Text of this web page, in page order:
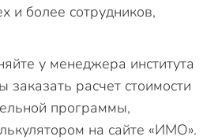
и более сотрудников,
у менеджера института
заказать расчет стоимости
программы,
на сайте «ИМО».